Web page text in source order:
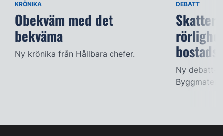
KRÖNIKA
Obekväm med det
bekväma
Ny krönika från Hållbara chefer.
DEBATT
Skatter
Ny debatt-